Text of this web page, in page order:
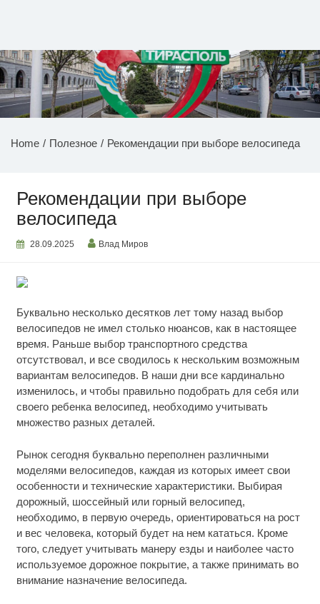
НОВОСТИ ПРИДНЕСТРОВЬЯ
Home Полезное Рекомендации при выборе велосипеда
Рекомендации при выборе
велосипеда
28.09.2025 Влад Миров
Буквально несколько десятков лет тому назад выбор
велосипедов не имел столько нюансов, как в настоящее
время. Раньше выбор транспортного средства
отсутствовал, и все сводилось к нескольким возможным
вариантам велосипедов. В наши дни все кардинально
изменилось, и чтобы правильно подобрать для себя или
своего ребенка велосипед, необходимо учитывать
множество разных деталей.
Рынок сегодня буквально переполнен различными
моделями велосипедов, каждая из которых имеет свои
особенности и технические характеристики. Выбирая
дорожный, шоссейный или горный велосипед,
необходимо, в первую очередь, ориентироваться на рост
и вес человека, который будет на нем кататься. Кроме
того, следует учитывать манеру езды и наиболее часто
используемое дорожное покрытие, а также принимать во
внимание назначение велосипеда.